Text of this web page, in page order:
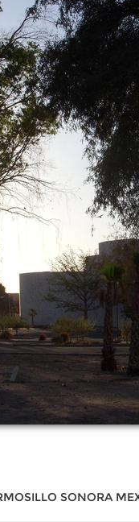
SONORA